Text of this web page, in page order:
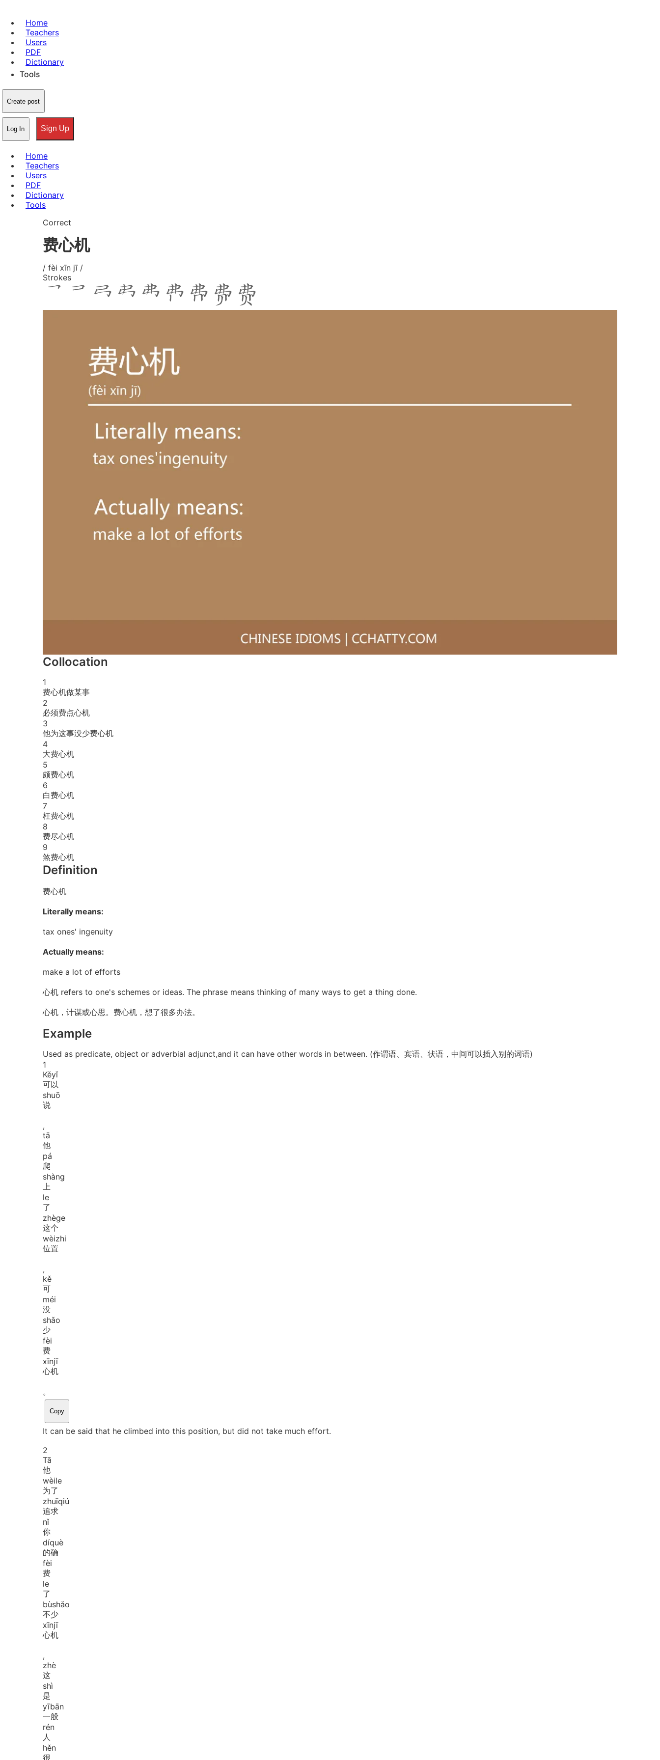
Home
Teachers
Users
PDF
Dictionary
Tools
Create post
Log In Sign Up
Home
Teachers
Users
PDF
Dictionary
Tools
Correct
费心机
/ fèi xīn jī /
Strokes
Collocation
1
费心机做某事
2
必须费点心机
3
他为这事没少费心机
4
大费心机
5
颇费心机
6
白费心机
7
枉费心机
8
费尽心机
9
煞费心机
Definition
费心机
Literally means:
tax ones' ingenuity
Actually means:
make a lot of efforts
心机 refers to one's schemes or ideas. The phrase means thinking of many ways to get a thing done.
心机，计谋或心思。费心机，想了很多办法。
Example
Used as predicate, object or adverbial adjunct,and it can have other words in between. (作谓语、宾语、状语，中间可以插入别的词语)
1
Kěyǐ
可以
shuō
说
,
tā
他
pá
爬
shàng
上
le
了
zhège
这个
wèizhi
位置
,
kě
可
méi
没
shǎo
少
fèi
费
xīnjī
心机
。
Copy
It can be said that he climbed into this position, but did not take much effort.
2
Tā
他
wèile
为了
zhuīqiú
追求
nǐ
你
díquè
的确
fèi
费
le
了
bùshǎo
不少
xīnjī
心机
,
zhè
这
shì
是
yībān
一般
rén
人
hěn
很